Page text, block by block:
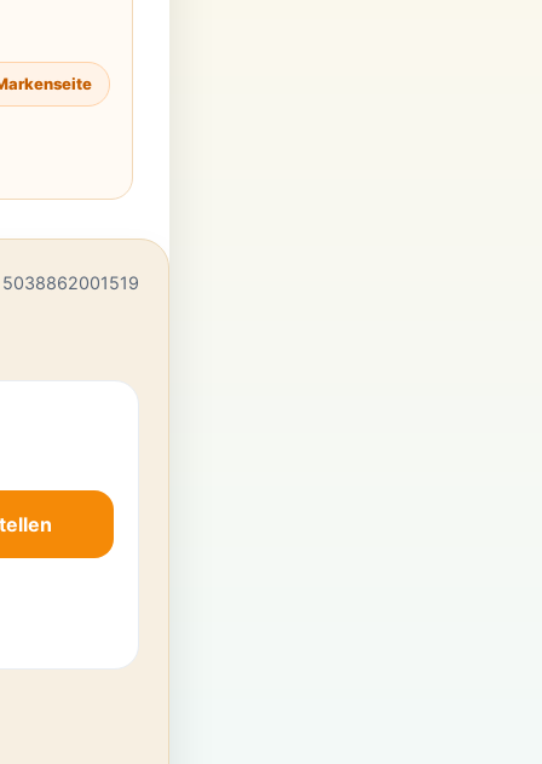
5038862001519